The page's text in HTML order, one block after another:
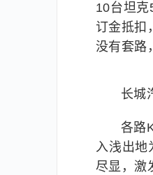
10台坦克
订金抵扣
没有套路
长城
各路
入浅出地
尽显，激